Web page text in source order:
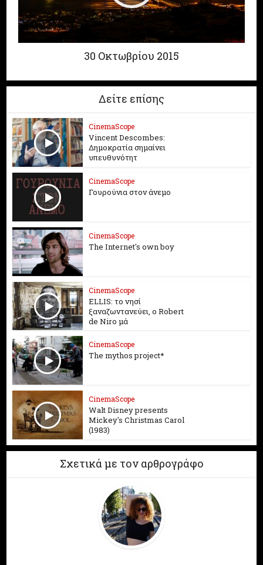
30 Οκτωβρίου 2015
Δείτε επίσης
CinemaScope
Vincent Descombes:
Δημοκρατία σημαίνει
υπευθυνότητ
CinemaScope
Γουρούνια στον άνεμο
CinemaScope
The Internet's own boy
CinemaScope
ELLIS: το νησί
ξαναζωντανεύει, o Robert
de Niro μά
CinemaScope
The mythos project*
CinemaScope
Walt Disney presents
Mickey's Christmas Carol
(1983)
Σχετικά με τον αρθρογράφο